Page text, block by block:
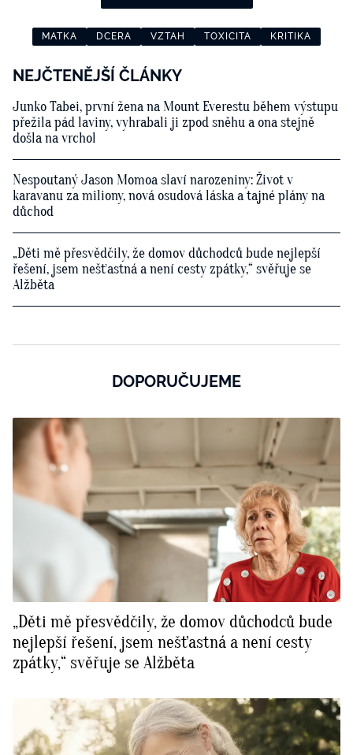
MATKA DCERA VZTAH TOXICITA KRITIKA
NEJČTENĚJŠÍ ČLÁNKY
Junko Tabei, první žena na Mount Everestu během výstupu
přežila pád laviny, vyhrabali ji zpod sněhu a ona stejně
došla na vrchol
Nespoutaný Jason Momoa slaví narozeniny: Život v
karavanu za miliony, nová osudová láska a tajné plány na
důchod
„Děti mě přesvědčily, že domov důchodců bude nejlepší
řešení, jsem nešťastná a není cesty zpátky,“ svěřuje se
Alžběta
DOPORUČUJEME
„Děti mě přesvědčily, že domov důchodců bude
nejlepší řešení, jsem nešťastná a není cesty
zpátky,“ svěřuje se Alžběta